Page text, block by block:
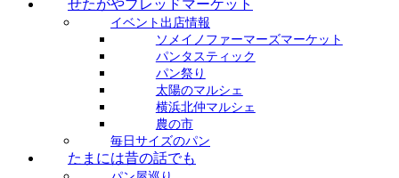
せたがやブレッドマーケット
イベント出店情報
ソメイノファーマーズマーケット
パンタスティック
パン祭り
太陽のマルシェ
横浜北仲マルシェ
農の市
毎日サイズのパン
たまには昔の話でも